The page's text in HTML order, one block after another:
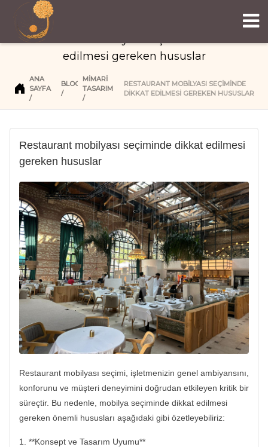
Restaurant mobilyası seçiminde dikkat
edilmesi gereken hususlar
ANA
SAYFA
BLOG
MIMARI
TASARIM
RESTAURANT MOBILYASI SEÇIMINDE
DIKKAT EDILMESI GEREKEN HUSUSLAR
Restaurant mobilyası seçiminde dikkat edilmesi
gereken hususlar
Restaurant mobilyası seçimi, işletmenizin genel ambiyansını,
konforunu ve müşteri deneyimini doğrudan etkileyen kritik bir
süreçtir. Bu nedenle, mobilya seçiminde dikkat edilmesi
gereken önemli hususları aşağıdaki gibi özetleyebiliriz:
1. **Konsept ve Tasarım Uyumu**